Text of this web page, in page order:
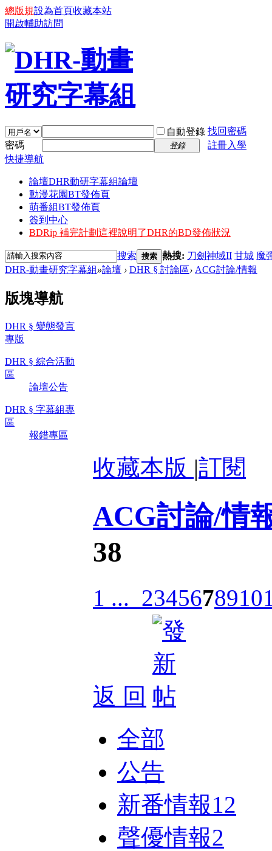
總版規設為首頁收藏本站
開啟輔助訪問
自動登錄 找回密碼
密碼
登錄
註冊入學
快捷導航
論壇DHR動研字幕組論壇
動漫花園BT發佈頁
萌番組BT發佈頁
簽到中心
BDRip 補完計劃這裡說明了DHR的BD發佈狀況
搜索 搜索 熱搜: 刀劍神域II 甘城 魔
DHR-動畫研究字幕組»論壇 › DHR § 討論區› ACG討論/情報
版塊導航
DHR § 變態發言
專版
DHR § 綜合活動
區
論壇公告
DHR § 字幕組專
區
報錯專區
收藏本版 |訂閱
ACG討論/情
38
1 ... 2345678910
返 回
全部
公告
新番情報12
聲優情報2